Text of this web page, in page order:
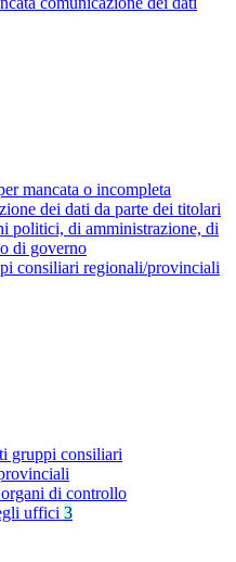
mancata o incompleta
dei dati da parte dei titolari
politici, di amministrazione, di
di governo
consiliari regionali/provinciali
gruppi consiliari
di controllo
uffici 3